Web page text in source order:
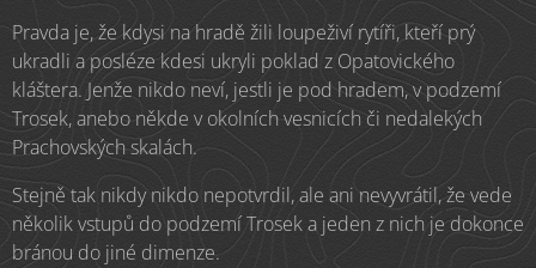
Pravda je, že kdysi na hradě žili loupeživí rytíři, kteří prý
ukradli a posléze kdesi ukryli poklad z Opatovického
kláštera. Jenže nikdo neví, jestli je pod hradem, v podzemí
Trosek, anebo někde v okolních vesnicích či nedalekých
Prachovských skalách.
Stejně tak nikdy nikdo nepotvrdil, ale ani nevyvrátil, že vede
několik vstupů do podzemí Trosek a jeden z nich je dokonce
bránou do jiné dimenze.